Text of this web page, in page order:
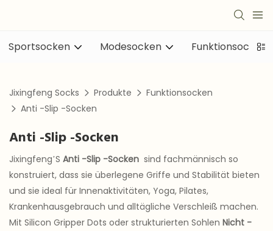
Sportsocken Modesocken Funktionsocken
Jixingfeng Socks Produkte
Funktionsocken
Anti -Slip -Socken
Anti -Slip -Socken
Jixingfeng’S Anti -Slip -Socken sind fachmännisch so
konstruiert, dass sie überlegene Griffe und Stabilität bieten
und sie ideal für Innenaktivitäten, Yoga, Pilates,
Krankenhausgebrauch und alltägliche Verschleiß machen.
Mit Silicon Gripper Dots oder strukturierten Sohlen Nicht -